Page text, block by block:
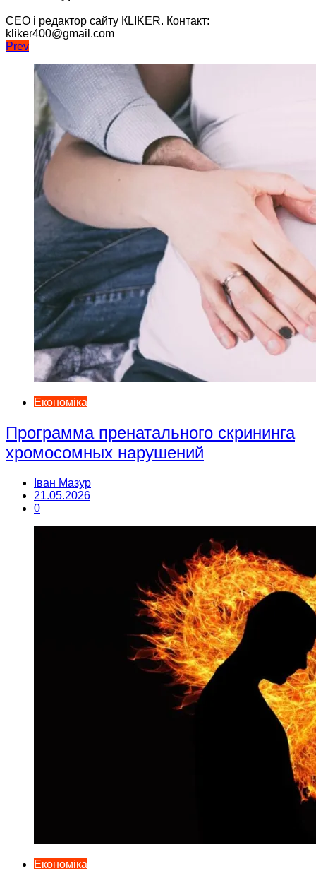
CEO і редактор сайту КLIKER. Контакт:
kliker400@gmail.com
Навігація
записів
Prev
Економіка
Программа пренатального скрининга
хромосомных нарушений
Іван Мазур
21.05.2026
0
Економіка